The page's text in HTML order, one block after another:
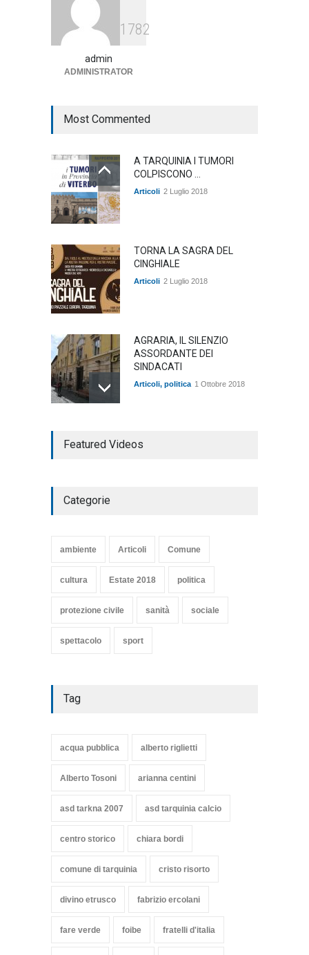
arrivano i pagamenti PAC, la
1782
admin
ADMINISTRATOR
Most Commented
A TARQUINIA I TUMORI
COLPISCONO ...
Articoli 2 Luglio 2018
TORNA LA SAGRA DEL
CINGHIALE
Articoli 2 Luglio 2018
AGRARIA, IL SILENZIO
ASSORDANTE DEI
SINDACATI
Articoli, politica 1 Ottobre 2018
COMMEDIA"
TARQUINIA
Featured Videos
Categorie
ambiente Articoli Comune
cultura Estate 2018 politica
protezione civile sanità sociale
spettacolo sport
Tag
acqua pubblica alberto riglietti
Alberto Tosoni arianna centini
asd tarkna 2007 asd tarquinia calcio
centro storico chiara bordi
comune di tarquinia cristo risorto
divino etrusco fabrizio ercolani
fare verde foibe fratelli d'italia